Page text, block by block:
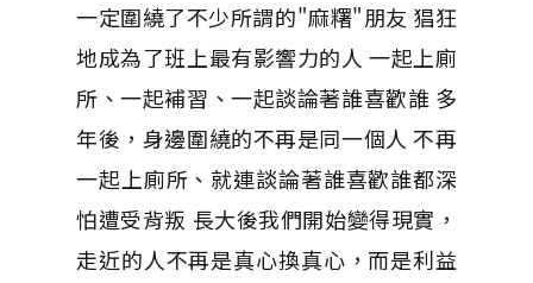
一定圍繞了不少所謂的"麻糬"朋友 猖狂
地成為了班上最有影響力的人 一起上廁
所、一起補習、一起談論著誰喜歡誰 多
年後，身邊圍繞的不再是同一個人 不再
一起上廁所、就連談論著誰喜歡誰都深
怕遭受背叛 長大後我們開始變得現實，
走近的人不再是真心換真心，而是利益